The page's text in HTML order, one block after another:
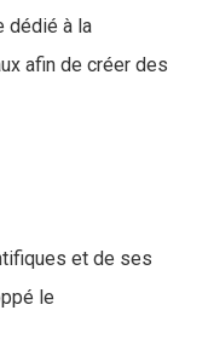
dédié à la
afin de créer des
et de ses
le